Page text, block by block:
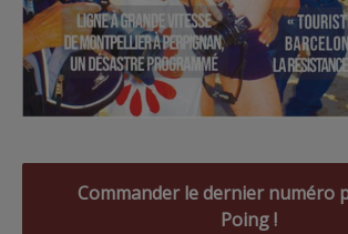
Commander le dernier numéro
Poing !